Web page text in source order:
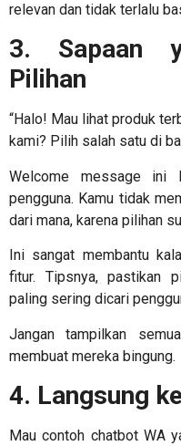
relevan dan tidak terlalu
3. Sapaan
Pilihan
“Halo! Mau lihat produk
kami? Pilih salah satu di
Welcome message ini
pengguna. Kamu tidak
dari mana, karena pilihan
Ini sangat membantu
fitur. Tipsnya, pastikan
paling sering dicari
Jangan tampilkan
membuat mereka bingung.
4. Langsung
Maucontoh chatbot WA